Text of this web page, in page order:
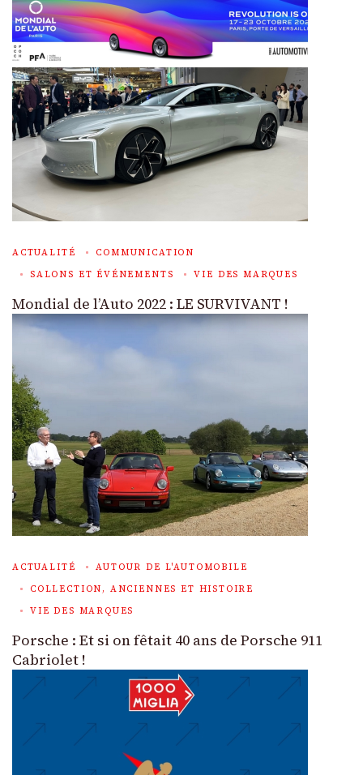
ACTUALITÉ
COMMUNICATION
SALONS ET ÉVÉNEMENTS
VIE DES MARQUES
Mondial de l’Auto 2022 : LE SURVIVANT !
ACTUALITÉ
AUTOUR DE L'AUTOMOBILE
COLLECTION, ANCIENNES ET HISTOIRE
VIE DES MARQUES
Porsche : Et si on fêtait 40 ans de Porsche 911
Cabriolet !